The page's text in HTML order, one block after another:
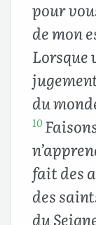
pour
de mon
Lorsque
du
10
fait des
des
du